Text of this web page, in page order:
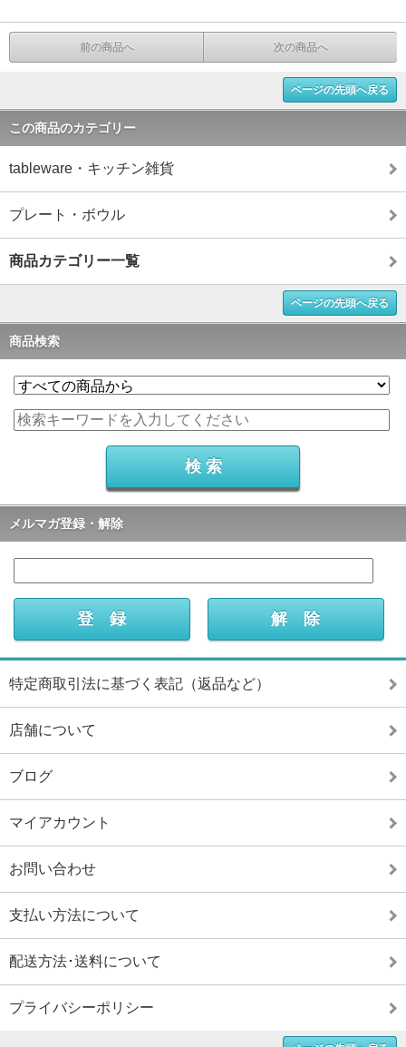
前の商品へ 次の商品へ
ページの先頭へ戻る
この商品のカテゴリー
tableware・キッチン雑貨
プレート・ボウル
商品カテゴリー一覧
ページの先頭へ戻る
商品検索
メルマガ登録・解除
特定商取引法に基づく表記（返品など）
店舗について
ブログ
マイアカウント
お問い合わせ
支払い方法について
配送方法･送料について
プライバシーポリシー